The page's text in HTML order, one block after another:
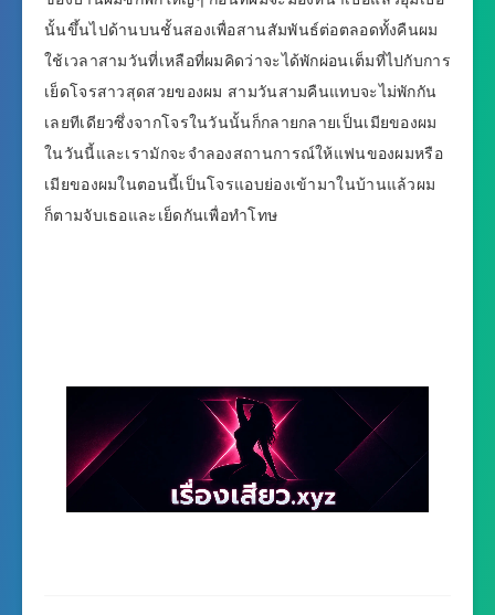
นั้นขึ้นไปด้านบนชั้นสองเพื่อสานสัมพันธ์ต่อตลอดทั้งคืนผม
ใช้เวลาสามวันที่เหลือที่ผมคิดว่าจะได้พักผ่อนเต็มที่ไปกับการ
เย็ดโจรสาวสุดสวยของผม สามวันสามคืนแทบจะไม่พักกัน
เลยทีเดียวซึ่งจากโจรในวันนั้นก็กลายกลายเป็นเมียของผม
ในวันนี้และเรามักจะจำลองสถานการณ์ให้แฟนของผมหรือ
เมียของผมในตอนนี้เป็นโจรแอบย่องเข้ามาในบ้านแล้วผม
ก็ตามจับเธอและเย็ดกันเพื่อทำโทษ